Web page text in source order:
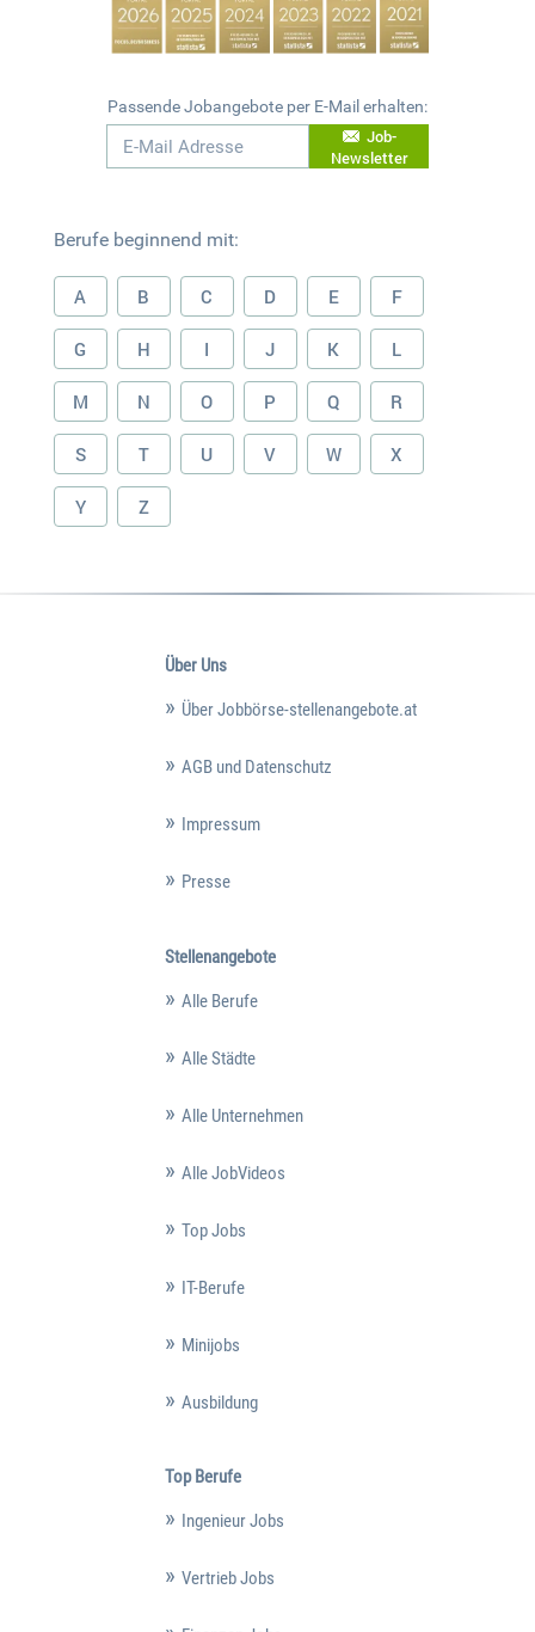
Passende Jobangebote per E-Mail erhalten:
Job-
Newsletter
Berufe beginnend mit:
A B C D E F
G H I J K L
M N O P Q R
S T U V W X
Y Z
Über Uns
Über Jobbörse-stellenangebote.at
AGB und Datenschutz
Impressum
Presse
Stellenangebote
Alle Berufe
Alle Städte
Alle Unternehmen
Alle JobVideos
Top Jobs
IT-Berufe
Minijobs
Ausbildung
Top Berufe
Ingenieur Jobs
Vertrieb Jobs